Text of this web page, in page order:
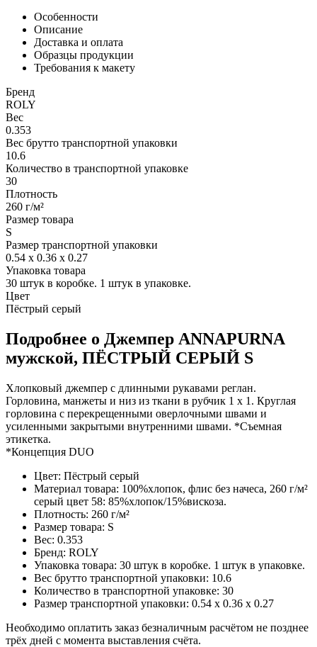
Особенности
Описание
Доставка и оплата
Образцы продукции
Требования к макету
Бренд
ROLY
Вес
0.353
Вес брутто транспортной упаковки
10.6
Количество в транспортной упаковке
30
Плотность
260 г/м²
Размер товара
S
Размер транспортной упаковки
0.54 x 0.36 x 0.27
Упаковка товара
30 штук в коробке. 1 штук в упаковке.
Цвет
Пёстрый серый
Подробнее о Джемпер ANNAPURNA
мужской, ПЁСТРЫЙ СЕРЫЙ S
Хлопковый джемпер с длинными рукавами реглан.
Горловина, манжеты и низ из ткани в рубчик 1 x 1. Круглая
горловина с перекрещенными оверлочными швами и
усиленными закрытыми внутренними швами. *Съемная
этикетка.
*Концепция DUO
Цвет: Пёстрый серый
Материал товара: 100%хлопок, флис без начеса, 260 г/м²
серый цвет 58: 85%хлопок/15%вискоза.
Плотность: 260 г/м²
Размер товара: S
Вес: 0.353
Бренд: ROLY
Упаковка товара: 30 штук в коробке. 1 штук в упаковке.
Вес брутто транспортной упаковки: 10.6
Количество в транспортной упаковке: 30
Размер транспортной упаковки: 0.54 x 0.36 x 0.27
Необходимо оплатить заказ безналичным расчётом не позднее
трёх дней с момента выставления счёта.